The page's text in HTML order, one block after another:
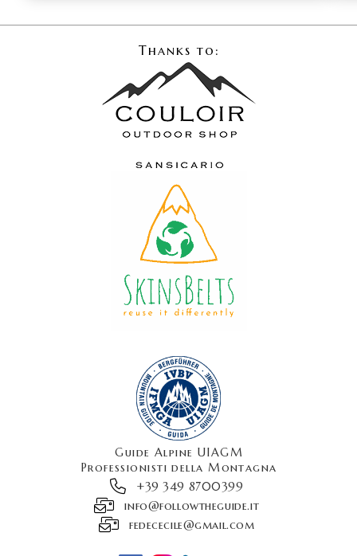
Thanks to:
Guide Alpine UIAGM
Professionisti della Montagna
+39 349 8700399
info@followtheguide.it
fedececile@gmail.com